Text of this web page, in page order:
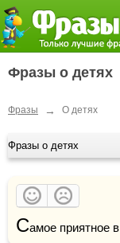
Фразы о детях
Фразы → О детях
Фразы о детях
Самое приятное в